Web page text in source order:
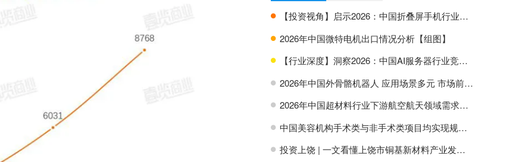
H 【投资视角】启示2026：中国折叠屏手机行业投融资及兼并重组分析
H 2026年中国微特电机出口情况分析【组图】
H 【行业深度】洞察2026：中国AI服务器行业竞争格局及市场份额
H 2026年中国外骨骼机器人 应用场景多元 市场前景广阔【组图】
H 2026年中国超材料行业下游航空航天领域需求分析【组图】
H 中国美容机构手术类与非手术类项目均实现规模增长【组图】
H 投资上饶 | 一文看懂上饶市铜基新材料产业发展现状与投资机会前瞻